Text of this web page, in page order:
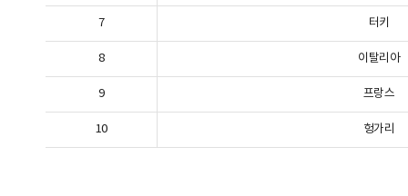
7 터키
8 이탈리아
9 프랑스
10 헝가리